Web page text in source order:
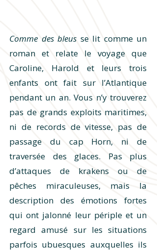
Comme des bleus se lit comme un
roman et relate le voyage que
Caroline, Harold et leurs trois
enfants ont fait sur l’Atlantique
pendant un an. Vous n’y trouverez
pas de grands exploits maritimes,
ni de records de vitesse, pas de
passage du cap Horn, ni de
traversée des glaces. Pas plus
d’attaques de krakens ou de
pêches miraculeuses, mais la
description des émotions fortes
qui ont jalonné leur périple et un
regard amusé sur les situations
parfois ubuesques auxquelles ils